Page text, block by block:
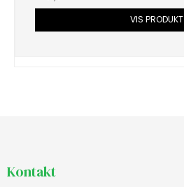
VIS PRODUKT
Kontakt